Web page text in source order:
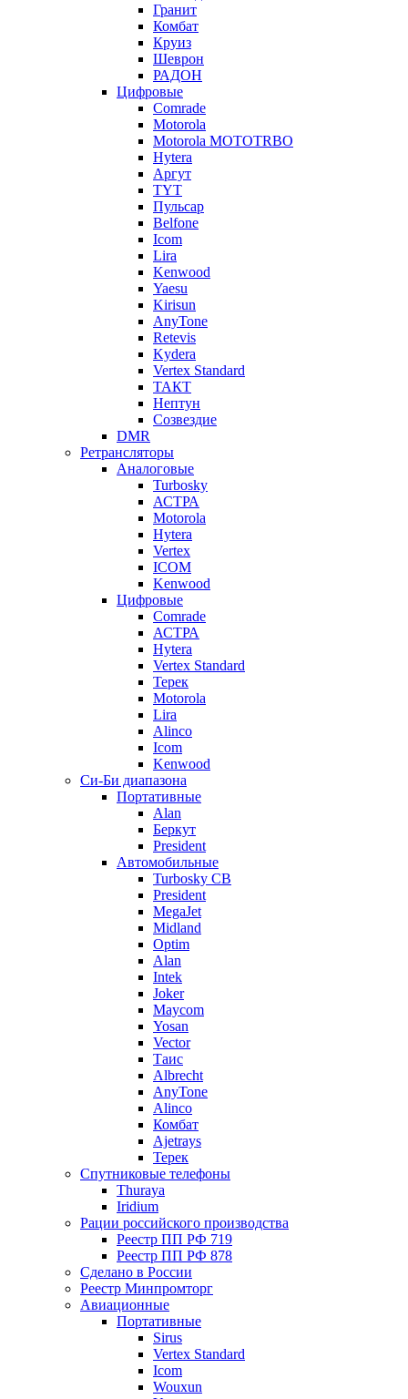
Гранит
Комбат
Круиз
Шеврон
РАДОН
Цифровые
Comrade
Motorola
Motorola MOTOTRBO
Hytera
Аргут
TYT
Пульсар
Belfone
Icom
Lira
Kenwood
Yaesu
Kirisun
AnyTone
Retevis
Kydera
Vertex Standard
ТАКТ
Нептун
Созвездие
DMR
Ретрансляторы
Аналоговые
Turbosky
АСТРА
Motorola
Hytera
Vertex
ICOM
Kenwood
Цифровые
Comrade
АСТРА
Hytera
Vertex Standard
Терек
Motorola
Lira
Alinco
Icom
Kenwood
Си-Би диапазона
Портативные
Alan
Беркут
President
Автомобильные
Turbosky CB
President
MegaJet
Midland
Optim
Alan
Intek
Joker
Maycom
Yosan
Vector
Таис
Albrecht
AnyTone
Alinco
Комбат
Ajetrays
Терек
Спутниковые телефоны
Thuraya
Iridium
Рации российского производства
Реестр ПП РФ 719
Реестр ПП РФ 878
Сделано в России
Реестр Минпромторг
Авиационные
Портативные
Sirus
Vertex Standard
Icom
Wouxun